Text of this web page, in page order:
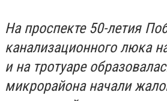
На проспекте 50-летия
канализационного люка
и на тротуаре
микрорайона начали